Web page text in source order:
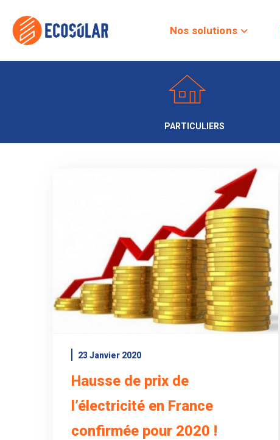
Nos solutions
PARTICULIERS
23 Janvier 2020
Hausse de prix de
l’électricité en France
confirmée pour 2020 !